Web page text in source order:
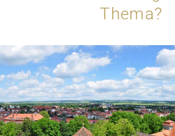
Thema?